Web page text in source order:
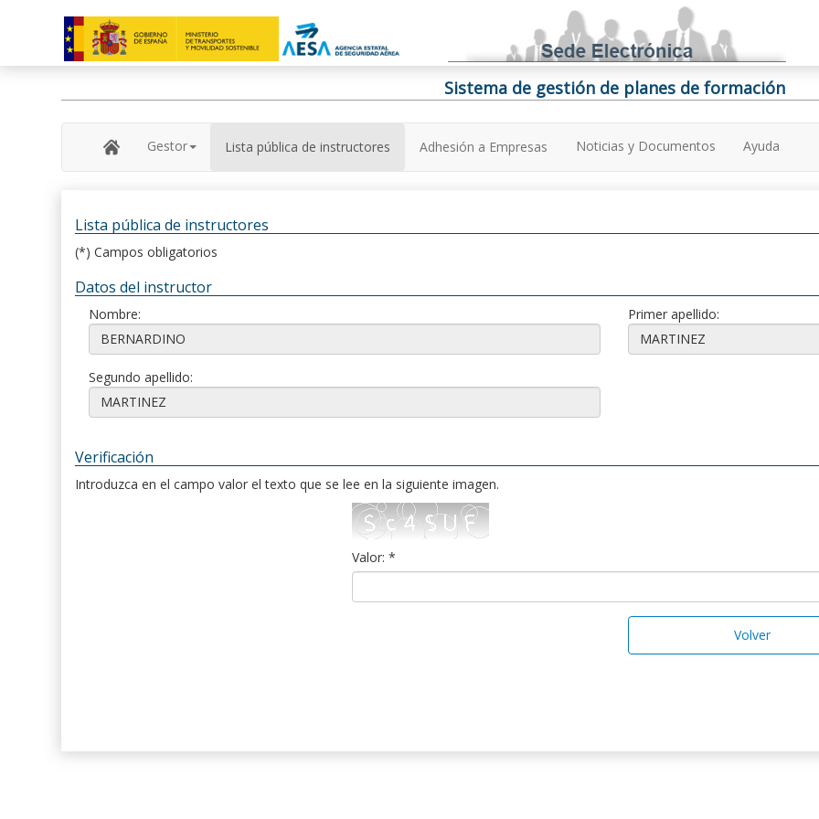
Sistema de gestión de planes de formación
Gestor Lista pública de instructores Adhesión a Empresas Noticias y Documentos Ayuda
Lista pública de instructores
(*) Campos obligatorios
Datos del instructor
Nombre: Primer apellido:
Segundo apellido:
Verificación
Introduzca en el campo valor el texto que se lee en la siguiente imagen.
Valor: *
Volver